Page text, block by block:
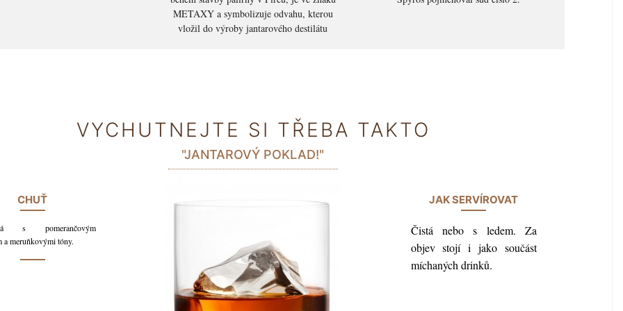
METAXY a symbolizuje odvahu, kterou
vložil do výroby jantarového destilátu
VYCHUTNEJTE SI TŘEBA TAKTO
"JANTAROVÝ POKLAD!"
CHUŤ
s pomerančovým
a meruňkovými tóny.
JAK SERVÍROVAT
Čistá nebo s ledem. Za
objev stojí i jako součást
míchaných drinků.